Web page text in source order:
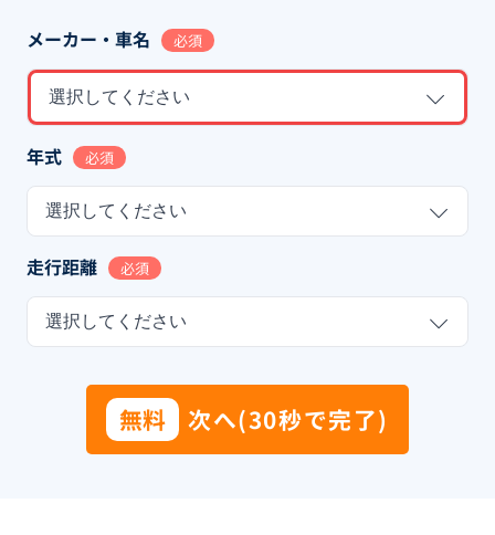
メーカー・車名 必須
選択してください
年式 必須
選択してください
走行距離 必須
選択してください
無料 次へ(30秒で完了)